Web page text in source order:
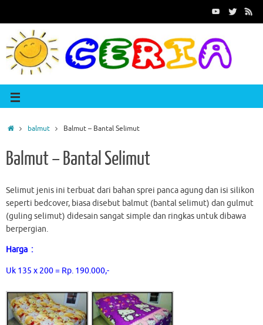
balmut Balmut – Bantal Selimut
Balmut – Bantal Selimut
Selimut jenis ini terbuat dari bahan sprei panca agung dan isi silikon
seperti bedcover, biasa disebut balmut (bantal selimut) dan gulmut
(guling selimut) didesain sangat simple dan ringkas untuk dibawa
berpergian.
Harga :
Uk 135 x 200 = Rp. 190.000,-